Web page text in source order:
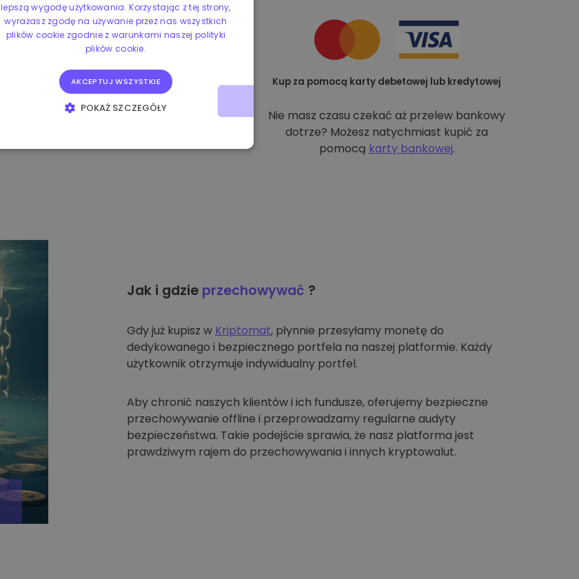
Kup za pomocą karty debetowej lub kredytowej
Nie masz czasu czekać aż przelew bankowy
dotrze? Możesz natychmiast kupić za
pomocą karty bankowej.
Jak i gdzie przechowywać ?
Gdy już kupisz w Kriptomat, płynnie przesyłamy monetę do
dedykowanego i bezpiecznego portfela na naszej platformie. Każdy
użytkownik otrzymuje indywidualny portfel.
Aby chronić naszych klientów i ich fundusze, oferujemy bezpieczne
przechowywanie offline i przeprowadzamy regularne audyty
bezpieczeństwa. Takie podejście sprawia, że nasz platforma jest
prawdziwym rajem do przechowywania i innych kryptowalut.
lepszą wygodę użytkowania. Korzystając z tej strony,
wyrażasz zgodę na używanie przez nas wszystkich
plików cookie zgodnie z warunkami naszej polityki
plików cookie.
AKCEPTUJ WSZYSTKIE
POKAŻ SZCZEGÓŁY